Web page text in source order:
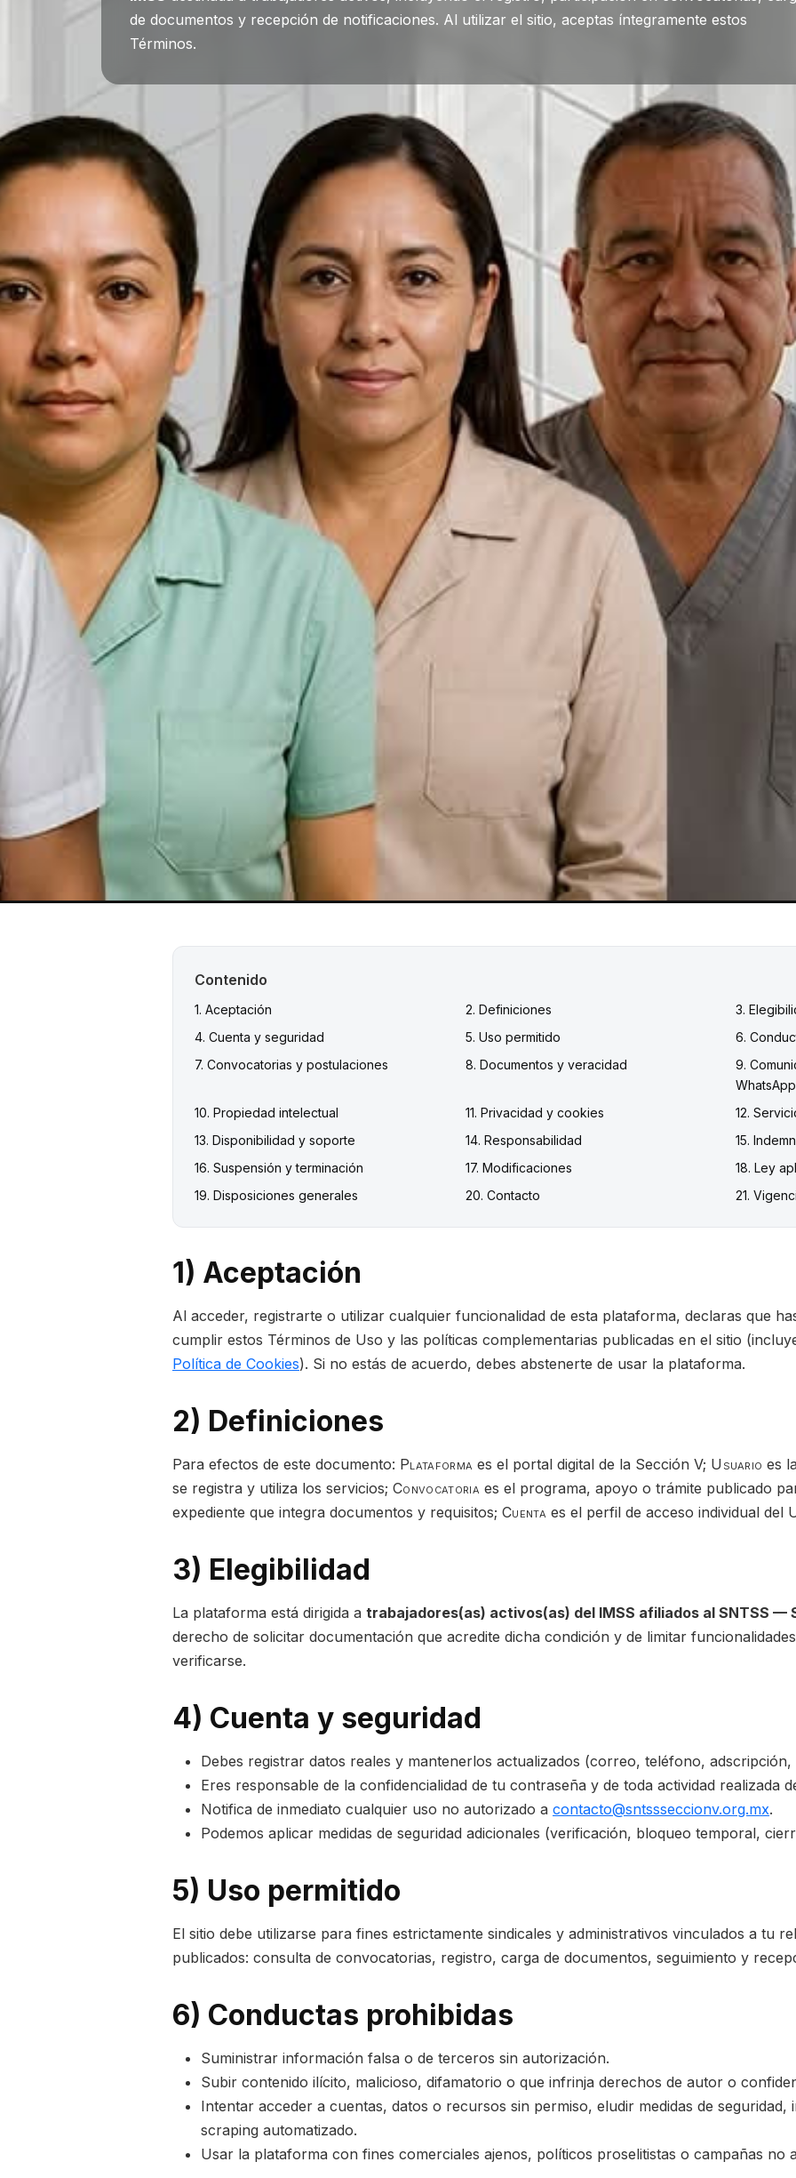
de documentos y recepción de notificaciones. Al utilizar el sitio, aceptas íntegramente estos
Términos.
Contenido
1. Aceptación 2. Definiciones
3.
4. Cuenta y seguridad
5. Uso permitido
6.
7. Convocatorias y postulaciones
8. Documentos y veracidad
9.
10. Propiedad intelectual
11. Privacidad y cookies
12.
13. Disponibilidad y soporte
14. Responsabilidad
15.
16. Suspensión y terminación
17. Modificaciones
18. Ley
19. Disposiciones generales
20. Contacto 21.
1) Aceptación
Al acceder, registrarte o utilizar cualquier funcionalidad de esta plataforma, declaras que
cumplir estos Términos de Uso y las políticas complementarias publicadas en el sitio
Política de Cookies). Si no estás de acuerdo, debes abstenerte de usar la plataforma.
2) Definiciones
Para efectos de este documento: Plataforma es el portal digital de la Sección V; Usuario es
se registra y utiliza los servicios; Convocatoriaes el programa, apoyo o trámite publicado
expediente que integra documentos y requisitos; Cuentaes el perfil de acceso individual del
3) Elegibilidad
La plataforma está dirigida a trabajadores(as) activos(as) del IMSS afiliados al SNTSS —
derecho de solicitar documentación que acredite dicha condición y de limitar
verificarse.
4) Cuenta y seguridad
Debes registrar datos reales y mantenerlos actualizados (correo, teléfono, adscripción,
Eres responsable de la confidencialidad de tu contraseña y de toda actividad realizada
Notifica de inmediato cualquier uso no autorizado a contacto@sntssseccionv.org.mx.
Podemos aplicar medidas de seguridad adicionales (verificación, bloqueo temporal,
5) Uso permitido
El sitio debe utilizarse para fines estrictamente sindicales y administrativos vinculados a tu
publicados: consulta de convocatorias, registro, carga de documentos, seguimiento y
6) Conductas prohibidas
Suministrar información falsa o de terceros sin autorización.
Subir contenido ilícito, malicioso, difamatorio o que infrinja derechos de autor o
Intentar acceder a cuentas, datos o recursos sin permiso, eludir medidas de
scraping automatizado.
Usar la plataforma con fines comerciales ajenos, políticos proselitistas o campañas no